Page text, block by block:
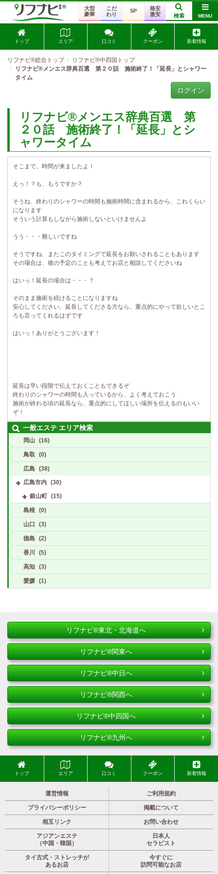
大型
豪華
こだ
わり
SP
格安
激安
検索 MENU
トップ エリア 口コミ クーポン 新着情報
リフナビ®総合トップ
リフナビ®中四国トップ
リフナビ®メンエス辞典百選 第２０話 施術終了！「延長」とシャワー
タイム
ログイン
リフナビ®メンエス辞典百選 第
２０話 施術終了！「延長」とシ
ャワータイム
そこまで。時間が来ましたよ！
えっ！？も、もうですか？
そうね、終わりのシャワーの時間も施術時間に含まれるから、これくらい
になります
そういう計算もしながら施術しないといけませんよ
うう・・・難しいですね
そうですね、またこのタイミングで延長をお願いされることもあります
その場合は、後の予定のことも考えてお店と相談してくださいね
はいっ！延長の場合は・・・？
そのまま施術を続けることになりますね
安心してください。延長してくださる方なら、重点的にやって欲しいとこ
ろも言ってくれるはずです
はいっ！ありがとうございます！
延長は早い段階で伝えておくこともできるぞ
終わりのシャワーの時間も入っているから、よく考えておこう
施術が終わる頃の延長なら、重点的にしてほしい場所を伝えるのもいい
ぞ！
一般エステ エリア検索
岡山 (16)
鳥取 (0)
広島 (38)
広島市内 (30)
銀山町
(15)
島根 (0)
山口 (3)
徳島 (2)
香川 (5)
高知 (3)
愛媛 (1)
リフナビ®東北・北海道へ
リフナビ®関東へ
リフナビ®中日へ
リフナビ®関西へ
リフナビ®中四国へ
リフナビ®九州へ
トップ エリア 口コミ クーポン 新着情報
運営情報 ご利用規約
プライバシーポリシー 掲載について
相互リンク お問い合わせ
アジアンエステ
（中国・韓国）
日本人
セラピスト
タイ古式・ストレッチが
あるお店
今すぐに
訪問可能なお店